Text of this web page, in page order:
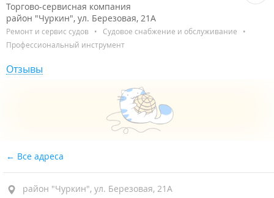
Торгово-сервисная компания
район "Чуркин", ул. Березовая, 21А
Ремонт и сервис судов • Судовое снабжение и обслуживание
•
Профессиональный инструмент
Отзывы
Все адреса
район "Чуркин", ул. Березовая, 21А